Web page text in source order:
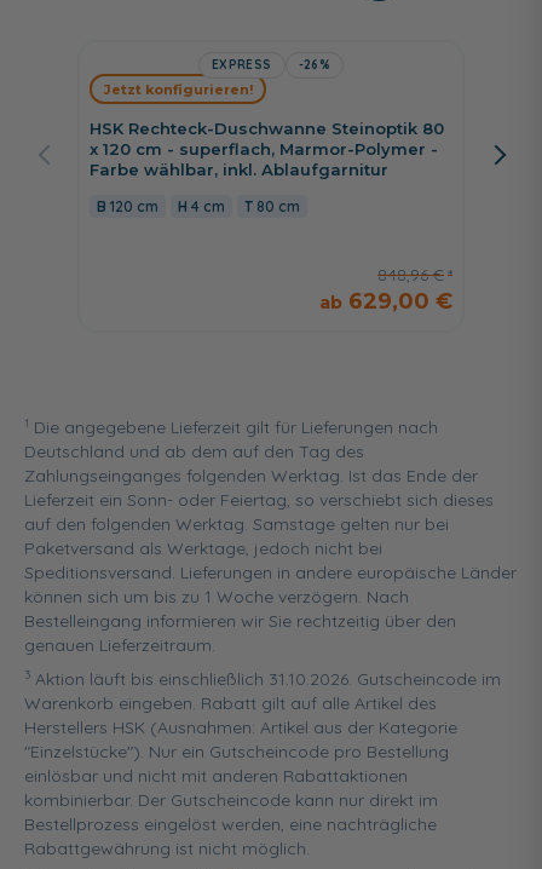
EXPRESS -26%
HSK Rechteck-Duschwanne Steinoptik 80
x 120 cm - superflach, Marmor-Polymer -
Farbe wählbar, inkl. Ablaufgarnitur
120 cm 4 cm 80 cm
848,96 €
629,00 €
Jetzt konfigurieren!
Ablage
1 Die angegebene Lieferzeit gilt für Lieferungen nach
Deutschland und ab dem auf den Tag des
Zahlungseinganges folgenden Werktag. Ist das Ende der
Lieferzeit ein Sonn- oder Feiertag, so verschiebt sich dieses
auf den folgenden Werktag. Samstage gelten nur bei
Paketversand als Werktage, jedoch nicht bei
Speditionsversand. Lieferungen in andere europäische Länder
können sich um bis zu 1 Woche verzögern. Nach
Bestelleingang informieren wir Sie rechtzeitig über den
genauen Lieferzeitraum.
3 Aktion läuft bis einschließlich 31.10.2026. Gutscheincode im
Warenkorb eingeben. Rabatt gilt auf alle Artikel des
Herstellers HSK (Ausnahmen: Artikel aus der Kategorie
"Einzelstücke"). Nur ein Gutscheincode pro Bestellung
einlösbar und nicht mit anderen Rabattaktionen
kombinierbar. Der Gutscheincode kann nur direkt im
Bestellprozess eingelöst werden, eine nachträgliche
Rabattgewährung ist nicht möglich.